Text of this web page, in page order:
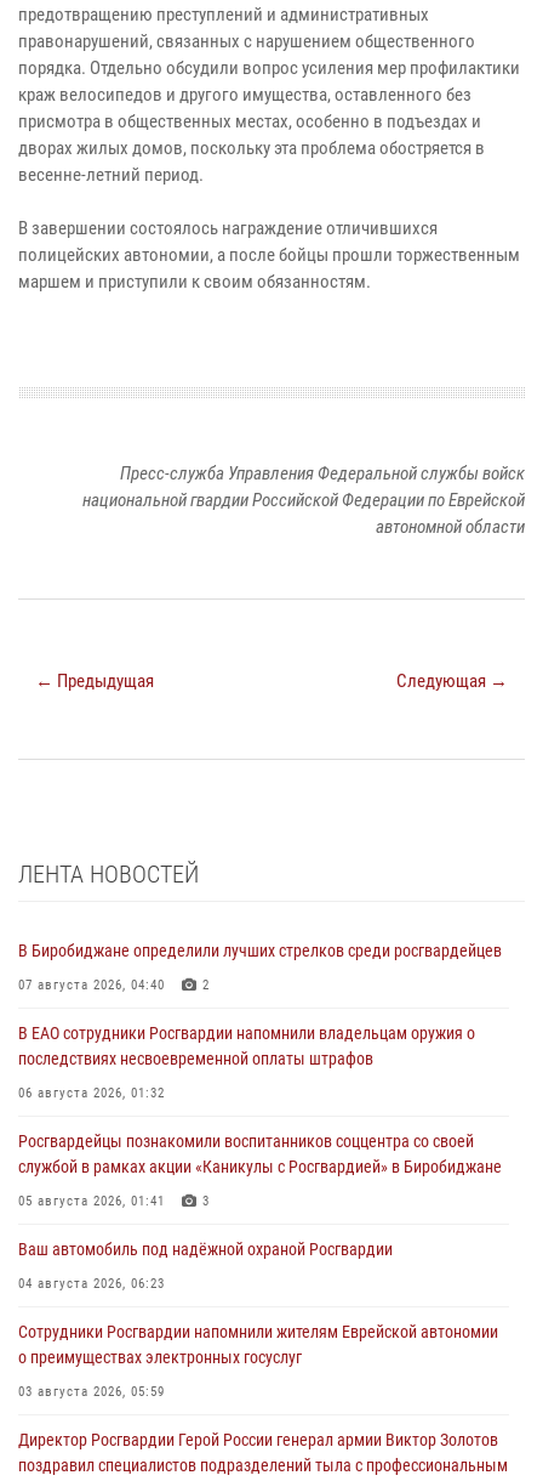
предотвращению преступлений и административных
правонарушений, связанных с нарушением общественного
порядка. Отдельно обсудили вопрос усиления мер профилактики
краж велосипедов и другого имущества, оставленного без
присмотра в общественных местах, особенно в подъездах и
дворах жилых домов, поскольку эта проблема обостряется в
весенне-летний период.
В завершении состоялось награждение отличившихся
полицейских автономии, а после бойцы прошли торжественным
маршем и приступили к своим обязанностям.
Пресс-служба Управления Федеральной службы войск
национальной гвардии Российской Федерации по Еврейской
автономной области
← Предыдущая Следующая →
ЛЕНТА НОВОСТЕЙ
В Биробиджане определили лучших стрелков среди росгвардейцев
07 августа 2026, 04:40 2
В ЕАО сотрудники Росгвардии напомнили владельцам оружия о
последствиях несвоевременной оплаты штрафов
06 августа 2026, 01:32
Росгвардейцы познакомили воспитанников соццентра со своей
службой в рамках акции «Каникулы с Росгвардией» в Биробиджане
05 августа 2026, 01:41 3
Ваш автомобиль под надёжной охраной Росгвардии
04 августа 2026, 06:23
Сотрудники Росгвардии напомнили жителям Еврейской автономии
о преимуществах электронных госуслуг
03 августа 2026, 05:59
Директор Росгвардии Герой России генерал армии Виктор Золотов
поздравил специалистов подразделений тыла с профессиональным